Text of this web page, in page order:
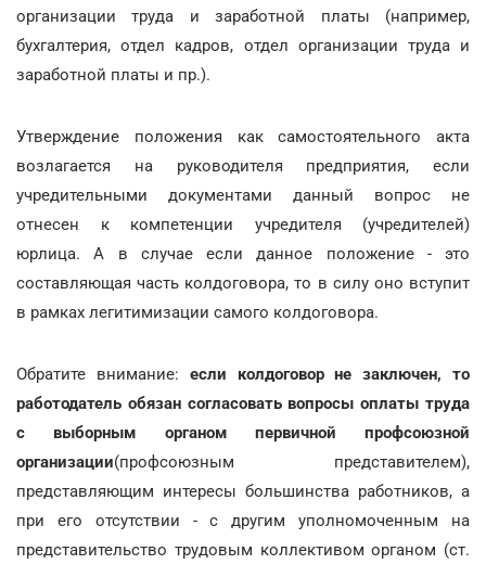
организации труда и заработной платы (например,
бухгалтерия, отдел кадров, отдел организации труда и
заработной платы и пр.).
Утверждение положения как самостоятельного акта
возлагается на руководителя предприятия, если
учредительными документами данный вопрос не
отнесен к компетенции учредителя (учредителей)
юрлица. А в случае если данное положение - это
составляющая часть колдоговора, то в силу оно вступит
в рамках легитимизации самого колдоговора.
Обратите внимание: если колдоговор не заключен, то
работодатель обязан согласовать вопросы оплаты труда
с выборным органом первичной профсоюзной
организации(профсоюзным представителем),
представляющим интересы большинства работников, а
при его отсутствии - с другим уполномоченным на
представительство трудовым коллективом органом (ст.